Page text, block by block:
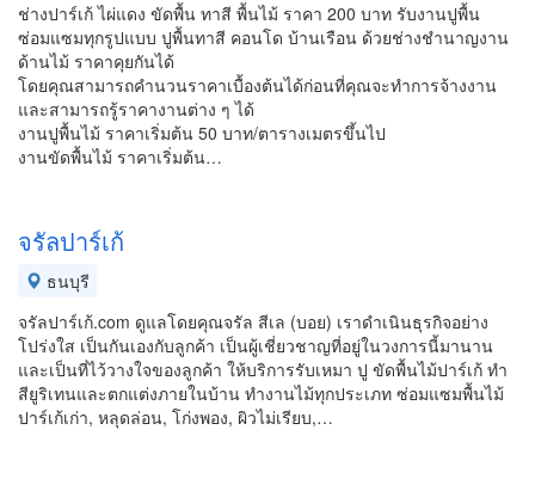
ช่างปาร์เก้ ไผ่แดง ขัดพื้น ทาสี พื้นไม้ ราคา 200 บาท รับงานปูพื้น
ซ่อมแซมทุกรูปแบบ ปูพื้นทาสี คอนโด บ้านเรือน ด้วยช่างชำนาญงาน
ด้านไม้ ราคาคุยกันได้
โดยคุณสามารถคำนวนราคาเบื้องต้นได้ก่อนที่คุณจะทำการจ้างงาน
และสามารถรู้ราคางานต่าง ๆ ได้
งานปูพื้นไม้ ราคาเริ่มต้น 50 บาท/ตารางเมตรขึ้นไป
งานขัดพื้นไม้ ราคาเริ่มต้น…
จรัลปาร์เก้
ธนบุรี
จรัลปาร์เก้.com ดูแลโดยคุณจรัล สีเล (บอย) เราดำเนินธุรกิจอย่าง
โปร่งใส เป็นกันเองกับลูกค้า เป็นผู้เชี่ยวชาญที่อยู่ในวงการนี้มานาน
และเป็นที่ไว้วางใจของลูกค้า ให้บริการรับเหมา ปู ขัดพื้นไม้ปาร์เก้ ทำ
สียูริเทนและตกแต่งภายในบ้าน ทำงานไม้ทุกประเภท ซ่อมแซมพื้นไม้
ปาร์เก้เก่า, หลุดล่อน, โก่งพอง, ผิวไม่เรียบ,…